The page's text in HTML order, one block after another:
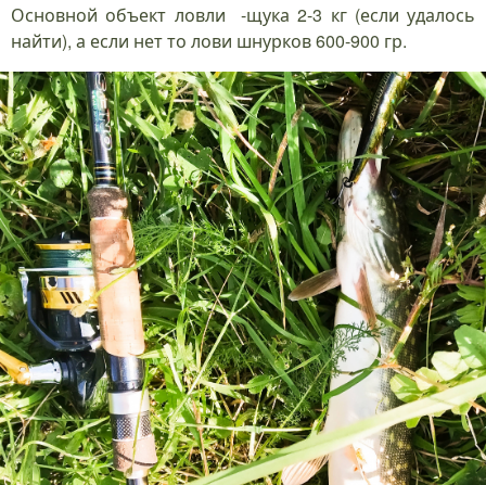
Основной объект ловли -щука 2-3 кг (если удалось
найти), а если нет то лови шнурков 600-900 гр.